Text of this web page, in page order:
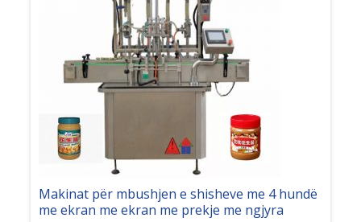
Makinat për mbushjen e shisheve me 4 hundë
me ekran me ekran me prekje me ngjyra